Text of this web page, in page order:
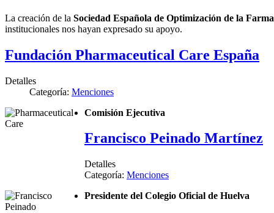
La creación de la Sociedad Española de Optimización de la
institucionales nos hayan expresado su apoyo.
Fundación Pharmaceutical Care España
Detalles
Categoría: Menciones
Comisión Ejecutiva
Francisco Peinado Martínez
Detalles
Categoría: Menciones
Presidente del Colegio Oficial de Huelva